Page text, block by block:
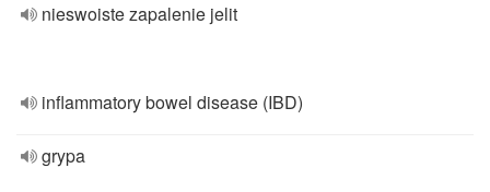
nieswoiste zapalenie jelit
inflammatory bowel disease (IBD)
grypa